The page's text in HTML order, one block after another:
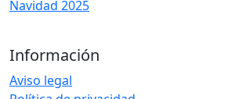
Navidad 2025
Información
Aviso legal